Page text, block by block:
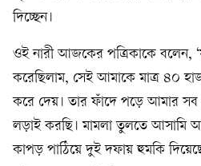
দিচ্ছেন।
ওই নারী আজকের পত্রিকাকে বলেন,
করেছিলাম, সেই আমাকে মাত্র ৪০
করে দেয়। তার ফাঁদে পড়ে আমার সব
লড়াই করছি। মামলা তুলতে আসামি
কাপড় পাঠিয়ে দুই দফায় হুমকি